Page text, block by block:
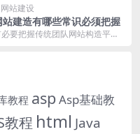
网站建设
站建造有哪些常识必须把握
要把握传统团队网站构造平时
教程 asp Asp基础教
教程 html Java